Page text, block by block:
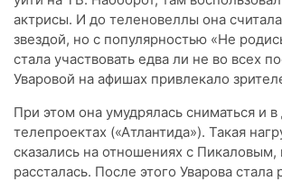
актрисы. И до теленовеллы она
звездой, но с популярностью «Не
стала участвовать едва ли не во всех
Уваровой на афишах привлекало
При этом она умудрялась сниматься и в
телепроектах («Атлантида»). Такая
сказались на отношениях с Пикаловым,
рассталась. После этого Уварова стала